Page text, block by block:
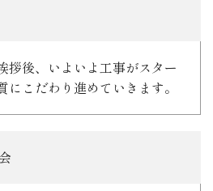
拶後、いよいよ工事がスター
にこだわり進めていきます。